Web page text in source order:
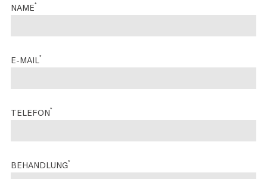
NAME*
E-MAIL*
TELEFON*
BEHANDLUNG*